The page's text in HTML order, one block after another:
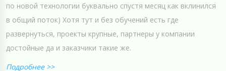
по новой технологии буквально спустя месяц как вклинился
в общий поток) Хотя тут и без обучений есть где
развернуться, проекты крупные, партнеры у компании
достойные да и заказчики такие же.
Подробнее >>